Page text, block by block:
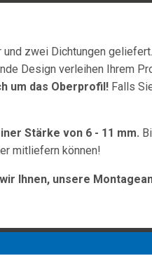
zwei Dichtungen
Design verleihen Ihrem
um das Oberprofil!Falls
Stärke von 6 - 11 mm.
mitliefern können!
Ihnen, unsere